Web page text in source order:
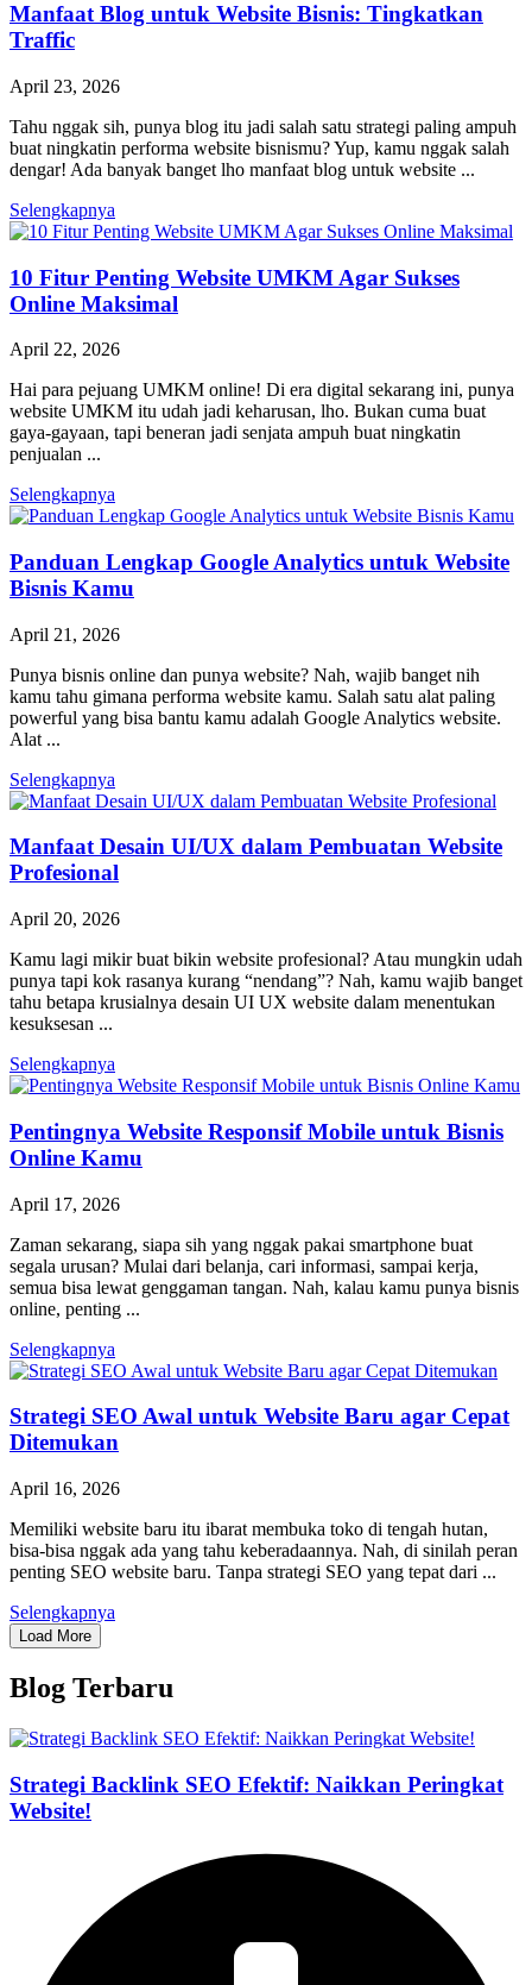
Manfaat Blog untuk Website Bisnis: Tingkatkan
Traffic
April 23, 2026
Tahu nggak sih, punya blog itu jadi salah satu strategi paling ampuh
buat ningkatin performa website bisnismu? Yup, kamu nggak salah
dengar! Ada banyak banget lho manfaat blog untuk website ...
Selengkapnya
10 Fitur Penting Website UMKM Agar Sukses
Online Maksimal
April 22, 2026
Hai para pejuang UMKM online! Di era digital sekarang ini, punya
website UMKM itu udah jadi keharusan, lho. Bukan cuma buat
gaya-gayaan, tapi beneran jadi senjata ampuh buat ningkatin
penjualan ...
Selengkapnya
Panduan Lengkap Google Analytics untuk Website
Bisnis Kamu
April 21, 2026
Punya bisnis online dan punya website? Nah, wajib banget nih
kamu tahu gimana performa website kamu. Salah satu alat paling
powerful yang bisa bantu kamu adalah Google Analytics website.
Alat ...
Selengkapnya
Manfaat Desain UI/UX dalam Pembuatan Website
Profesional
April 20, 2026
Kamu lagi mikir buat bikin website profesional? Atau mungkin udah
punya tapi kok rasanya kurang “nendang”? Nah, kamu wajib banget
tahu betapa krusialnya desain UI UX website dalam menentukan
kesuksesan ...
Selengkapnya
Pentingnya Website Responsif Mobile untuk Bisnis
Online Kamu
April 17, 2026
Zaman sekarang, siapa sih yang nggak pakai smartphone buat
segala urusan? Mulai dari belanja, cari informasi, sampai kerja,
semua bisa lewat genggaman tangan. Nah, kalau kamu punya bisnis
online, penting ...
Selengkapnya
Strategi SEO Awal untuk Website Baru agar Cepat
Ditemukan
April 16, 2026
Memiliki website baru itu ibarat membuka toko di tengah hutan,
bisa-bisa nggak ada yang tahu keberadaannya. Nah, di sinilah peran
penting SEO website baru. Tanpa strategi SEO yang tepat dari ...
Selengkapnya
Load More
Blog Terbaru
Strategi Backlink SEO Efektif: Naikkan Peringkat
Website!